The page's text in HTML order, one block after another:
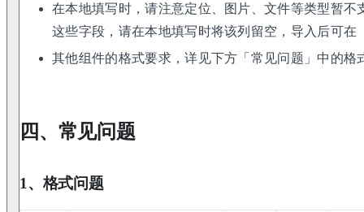
在本地填写时，请注意定位、图片、文件等类型暂
这些字段，请在本地填写时将该列留空，导入后可在
其他组件的格式要求，详见下方「常见问题」中的格
四、常见问题
1、格式问题